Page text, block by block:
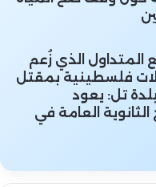
الذي زُعم
فلسطينية بمقتل
تل: يعود
الثانوية العامة في